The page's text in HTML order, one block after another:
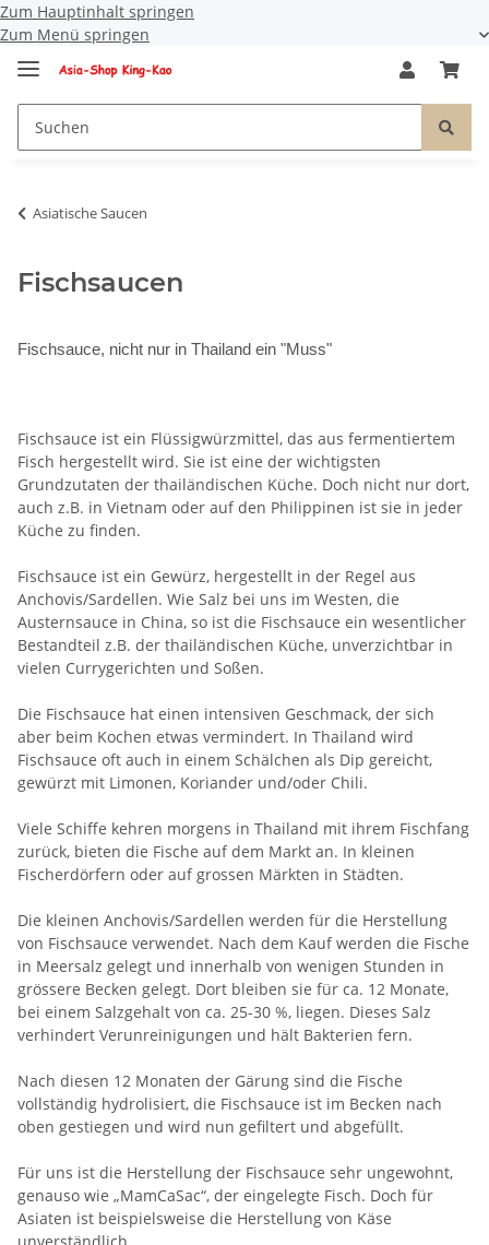
Zum Hauptinhalt springen
Zum Menü springen
Asiatische Saucen
Fischsaucen
Fischsauce, nicht nur in Thailand ein "Muss"
Fischsauce ist ein Flüssigwürzmittel, das aus fermentiertem
Fisch hergestellt wird. Sie ist eine der wichtigsten
Grundzutaten der thailändischen Küche. Doch nicht nur dort,
auch z.B. in Vietnam oder auf den Philippinen ist sie in jeder
Küche zu finden.
Fischsauce ist ein Gewürz, hergestellt in der Regel aus
Anchovis/Sardellen. Wie Salz bei uns im Westen, die
Austernsauce in China, so ist die Fischsauce ein wesentlicher
Bestandteil z.B. der thailändischen Küche, unverzichtbar in
vielen Currygerichten und Soßen.
Die Fischsauce hat einen intensiven Geschmack, der sich
aber beim Kochen etwas vermindert. In Thailand wird
Fischsauce oft auch in einem Schälchen als Dip gereicht,
gewürzt mit Limonen, Koriander und/oder Chili.
Viele Schiffe kehren morgens in Thailand mit ihrem Fischfang
zurück, bieten die Fische auf dem Markt an. In kleinen
Fischerdörfern oder auf grossen Märkten in Städten.
Die kleinen Anchovis/Sardellen werden für die Herstellung
von Fischsauce verwendet. Nach dem Kauf werden die Fische
in Meersalz gelegt und innerhalb von wenigen Stunden in
grössere Becken gelegt. Dort bleiben sie für ca. 12 Monate,
bei einem Salzgehalt von ca. 25-30 %, liegen. Dieses Salz
verhindert Verunreinigungen und hält Bakterien fern.
Nach diesen 12 Monaten der Gärung sind die Fische
vollständig hydrolisiert, die Fischsauce ist im Becken nach
oben gestiegen und wird nun gefiltert und abgefüllt.
Für uns ist die Herstellung der Fischsauce sehr ungewohnt,
genauso wie „MamCaSac“, der eingelegte Fisch. Doch für
Asiaten ist beispielsweise die Herstellung von Käse